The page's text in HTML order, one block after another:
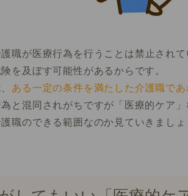
職が医療行為を行うことは禁止されて
を及ぼす可能性があるからです。
ある一定の条件を満たした介護職で
と混同されがちですが「医療的ケア
職のできる範囲なのか見ていきましょ